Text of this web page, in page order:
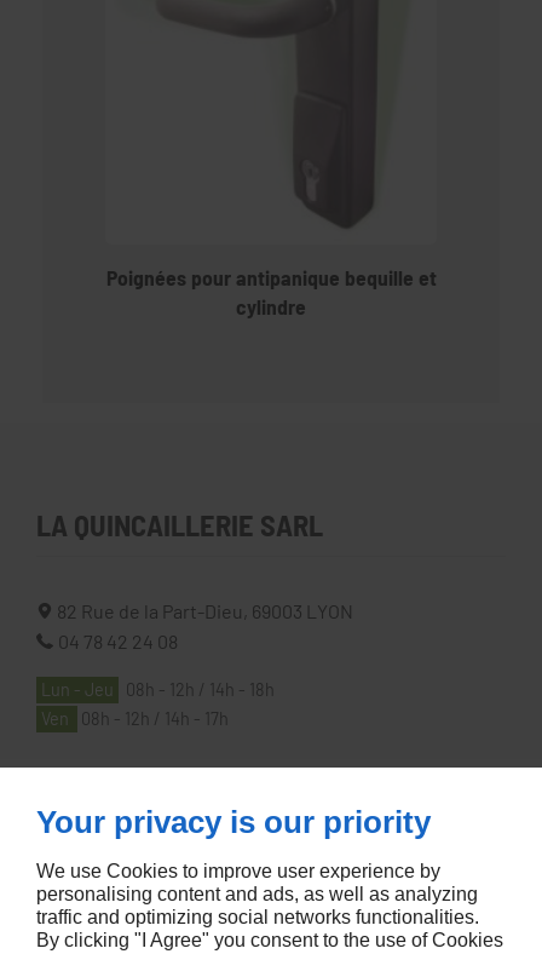
Poignées pour antipanique bequille et
cylindre
LA QUINCAILLERIE SARL
82 Rue de la Part-Dieu, 69003
LYON
04 78 42 24 08
Lun - Jeu
08h - 12h / 14h - 18h
Ven
08h - 12h / 14h - 17h
À PROPOS
Accueil
Contactez-nous
Your privacy is our priority
We use Cookies to improve user experience by
personalising content and ads, as well as analyzing
traffic and optimizing social networks functionalities.
By clicking "I Agree" you consent to the use of Cookies